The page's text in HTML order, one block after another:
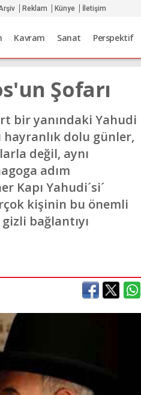
Reklam Künye İletişim
Kavram Sanat Perspektif
Şofarı
bir yanındaki Yahudi
dolu günler,
değil, aynı
adım
Kapı Yahudi´si´
kişinin bu önemli
bağlantıyı